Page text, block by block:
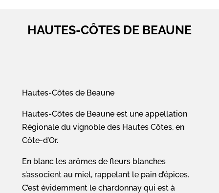
HAUTES-CÔTES DE BEAUNE
Hautes-Côtes de Beaune
Hautes-Côtes de Beaune est une appellation
Régionale du vignoble des Hautes Côtes, en
Côte-d’Or.
En blanc les arômes de fleurs blanches
s’associent au miel, rappelant le pain d’épices.
C’est évidemment le chardonnay qui est à